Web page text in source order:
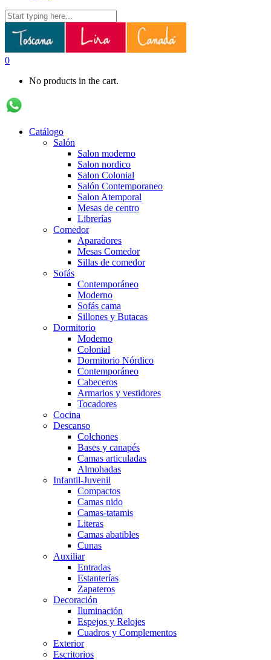
0
No products in the cart.
Catálogo
Salón
Salon moderno
Salon nordico
Salon Colonial
Salón Contemporaneo
Salon Atemporal
Mesas de centro
Librerías
Comedor
Aparadores
Mesas Comedor
Sillas de comedor
Sofás
Contemporáneo
Moderno
Sofás cama
Sillones y Butacas
Dormitorio
Moderno
Colonial
Dormitorio Nórdico
Contemporáneo
Cabeceros
Armarios y vestidores
Tocadores
Cocina
Descanso
Colchones
Bases y canapés
Camas articuladas
Almohadas
Infantil-Juvenil
Compactos
Camas nido
Camas-tatamis
Literas
Camas abatibles
Cunas
Auxiliar
Entradas
Estanterías
Zapateros
Decoración
Iluminación
Espejos y Relojes
Cuadros y Complementos
Exterior
Escritorios